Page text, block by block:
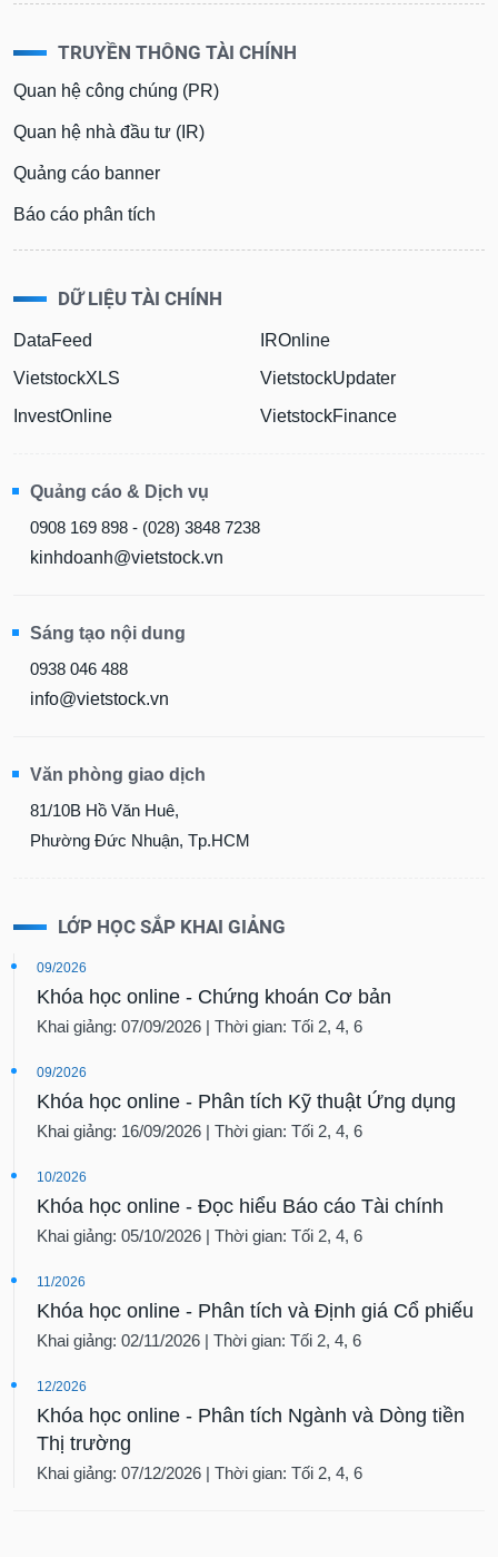
TRUYỀN THÔNG TÀI CHÍNH
Quan hệ công chúng (PR)
Quan hệ nhà đầu tư (IR)
Quảng cáo banner
Báo cáo phân tích
DỮ LIỆU TÀI CHÍNH
DataFeed
VietstockXLS
InvestOnline
IROnline
VietstockUpdater
VietstockFinance
Quảng cáo & Dịch vụ
0908 169 898 - (028) 3848 7238
kinhdoanh@vietstock.vn
Sáng tạo nội dung
0938 046 488
info@vietstock.vn
Văn phòng giao dịch
81/10B Hồ Văn Huê,
Phường Đức Nhuận, Tp.HCM
LỚP HỌC SẮP KHAI GIẢNG
09/2026
Khóa học online - Chứng khoán Cơ bản
Khai giảng: 07/09/2026 | Thời gian: Tối 2, 4, 6
09/2026
Khóa học online - Phân tích Kỹ thuật Ứng dụng
Khai giảng: 16/09/2026 | Thời gian: Tối 2, 4, 6
10/2026
Khóa học online - Đọc hiểu Báo cáo Tài chính
Khai giảng: 05/10/2026 | Thời gian: Tối 2, 4, 6
11/2026
Khóa học online - Phân tích và Định giá Cổ phiếu
Khai giảng: 02/11/2026 | Thời gian: Tối 2, 4, 6
12/2026
Khóa học online - Phân tích Ngành và Dòng tiền
Thị trường
Khai giảng: 07/12/2026 | Thời gian: Tối 2, 4, 6